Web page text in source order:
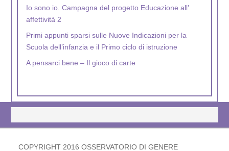
Primi appunti sparsi sulle Nuove Indicazioni per la
A pensarci bene – Il gioco di carte
Nel Mondo Gen5 – La campagna
COPYRIGHT 2016 OSSERVATORIO DI GENERE